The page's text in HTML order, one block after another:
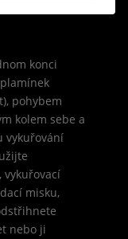
konci
pohybem
kolem sebe a
vykuřování
vykuřovací
misku,
nebo ji